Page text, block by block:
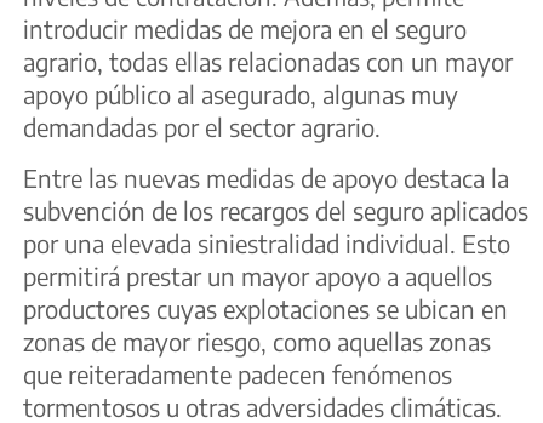
introducir medidas de mejora en el seguro
agrario, todas ellas relacionadas con un mayor
apoyo público al asegurado, algunas muy
demandadas por el sector agrario.
Entre las nuevas medidas de apoyo destaca la
subvención de los recargos del seguro aplicados
por una elevada siniestralidad individual. Esto
permitirá prestar un mayor apoyo a aquellos
productores cuyas explotaciones se ubican en
zonas de mayor riesgo, como aquellas zonas
que reiteradamente padecen fenómenos
tormentosos u otras adversidades climáticas.